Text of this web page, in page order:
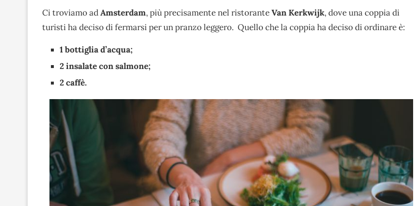
Ci troviamo adAmsterdam, più precisamente nel ristoranteVan Kerkwijk, dove una coppia di
turisti ha deciso di fermarsi per un pranzo leggero. Quello che la coppia ha deciso di ordinare è:
1 bottiglia d’acqua;
2 insalate con salmone;
2 caffè.